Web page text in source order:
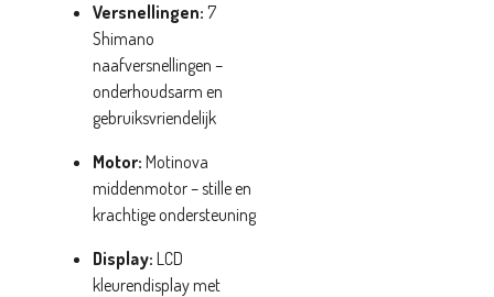
Versnellingen: 7
Shimano
naafversnellingen –
onderhoudsarm en
gebruiksvriendelijk
Motor: Motinova
middenmotor – stille en
krachtige ondersteuning
Display: LCD
kleurendisplay met